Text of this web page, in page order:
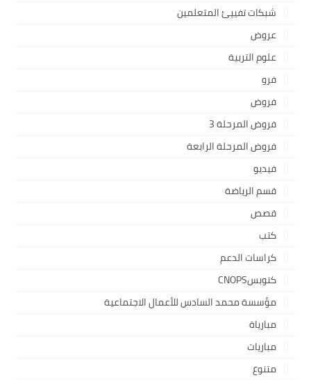
شبكات تفييئ المتعلمين
عروض
علوم التربية
فرو
فروض
فروض المرحلة 3
فروض المرحلة الرابعة
فيديو
قسم الرياضة
قصص
كتب
كراسات الدعم
كنوبسCNOPS
مؤسسة محمد السادس للأعمال الاجتماعية
مبارياة
مباريات
متنوع